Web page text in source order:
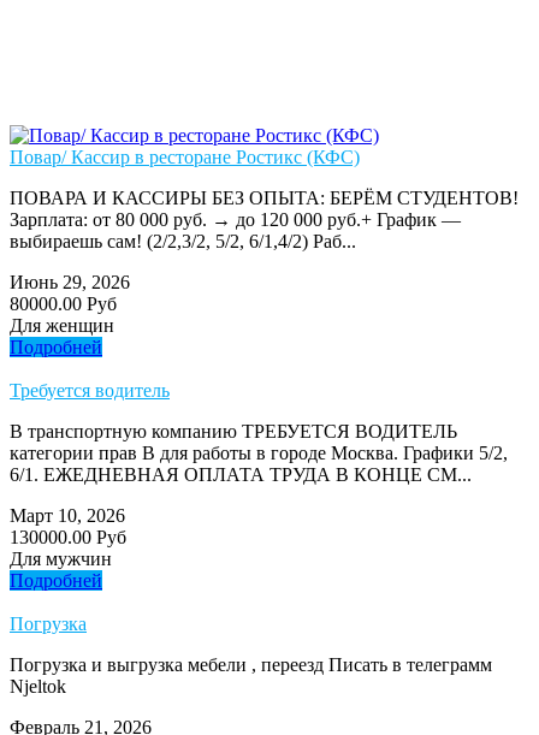
Повар/ Кассир в ресторане Ростикс (КФС)
ПОВАРА И КАССИРЫ БЕЗ ОПЫТА: БЕРЁМ СТУДЕНТОВ!
Зарплата: от 80 000 руб. → до 120 000 руб.+ График —
выбираешь сам! (2/2,3/2, 5/2, 6/1,4/2) Раб...
Июнь 29, 2026
80000.00 Руб
Для женщин
Подробней
Требуется водитель
В транспортную компанию ТРЕБУЕТСЯ ВОДИТЕЛЬ
категории прав В для работы в городе Москва. Графики 5/2,
6/1. ЕЖЕДНЕВНАЯ ОПЛАТА ТРУДА В КОНЦЕ СМ...
Март 10, 2026
130000.00 Руб
Для мужчин
Подробней
Погрузка
Погрузка и выгрузка мебели , переезд Писать в телеграмм
Njeltok
Февраль 21, 2026